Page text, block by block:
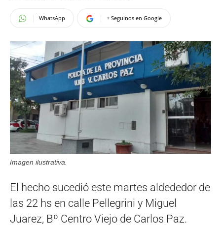
WhatsApp + Seguinos en Google
Imagen ilustrativa.
El hecho sucedió este martes aldededor de
las 22 hs en calle Pellegrini y Miguel
Juarez, Bº Centro Viejo de Carlos Paz.